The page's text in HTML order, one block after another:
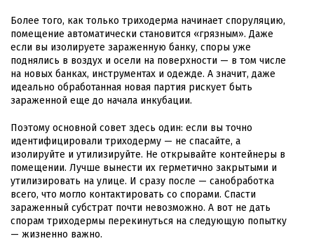
Более того, как только триходерма начинает споруляцию,
помещение автоматически становится «грязным». Даже
если вы изолируете зараженную банку, споры уже
поднялись в воздух и осели на поверхности — в том числе
на новых банках, инструментах и одежде. А значит, даже
идеально обработанная новая партия рискует быть
зараженной еще до начала инкубации.
Поэтому основной совет здесь один: если вы точно
идентифицировали триходерму — не спасайте, а
изолируйте и утилизируйте. Не открывайте контейнеры в
помещении. Лучше вынести их герметично закрытыми и
утилизировать на улице. И сразу после — санобработка
всего, что могло контактировать со спорами. Спасти
зараженный субстрат почти невозможно. А вот не дать
спорам триходермы перекинуться на следующую попытку
— жизненно важно.